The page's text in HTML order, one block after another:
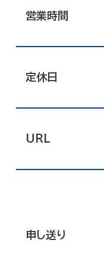
営業時間
定休日
URL
申し送り